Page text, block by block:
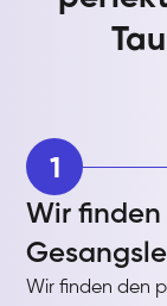
1
Wir
Wir finden den